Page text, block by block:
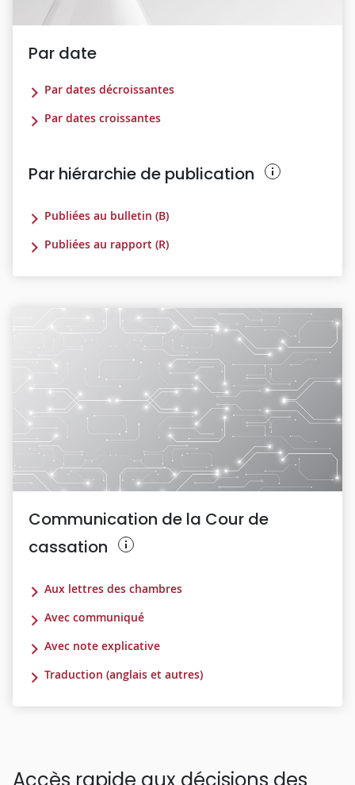
Par date
Par dates décroissantes
Par dates croissantes
Par hiérarchie de publication
Publiées au bulletin (B)
Publiées au rapport (R)
Communication de la Cour de
cassation
Aux lettres des chambres
Avec communiqué
Avec note explicative
Traduction (anglais et autres)
Accès rapide aux décisions des